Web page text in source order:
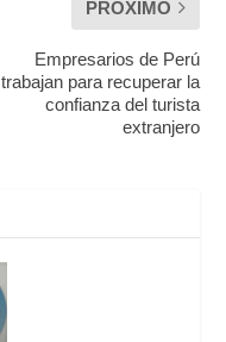
PRÓXIMO
Empresarios de Perú
trabajan para recuperar la
confianza del turista
extranjero